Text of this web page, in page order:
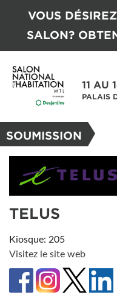
VOUS
SALON?
11 AU
PALAIS
SOUMISSION
TELUS
Kiosque: 205
Visitez le site web